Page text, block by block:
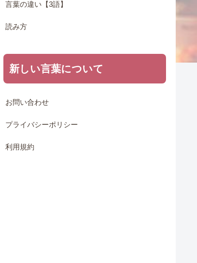
言葉の違い【3語】
読み方
新しい言葉について
お問い合わせ
プライバシーポリシー
利用規約